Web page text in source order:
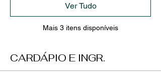
Mais 3 itens disponíveis
Ver Tudo
CARDÁPIO E INGR.